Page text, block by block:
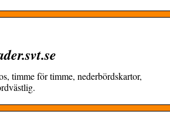
timme för timme, nederbördskartor,